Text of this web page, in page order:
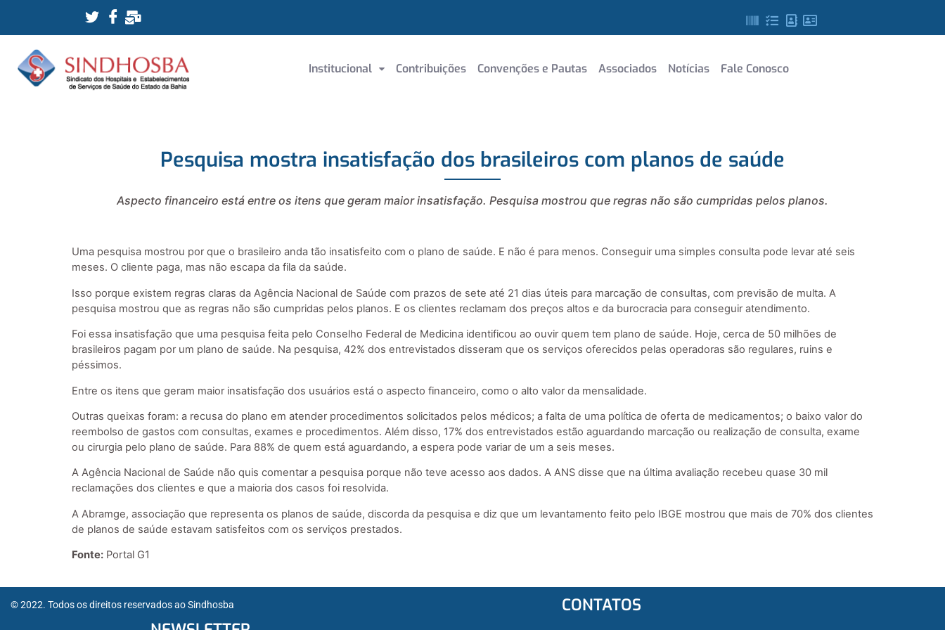
Institucional Contribuições Convenções e Pautas Associados Notícias Fale Conosco
Pesquisa mostra insatisfação dos brasileiros com planos de saúde
Aspecto financeiro está entre os itens que geram maior insatisfação. Pesquisa mostrou que regras não são cumpridas pelos planos.
Uma pesquisa mostrou por que o brasileiro anda tão insatisfeito com o plano de saúde. E não é para menos. Conseguir uma simples consulta pode levar até seis
meses. O cliente paga, mas não escapa da fila da saúde.
Isso porque existem regras claras da Agência Nacional de Saúde com prazos de sete até 21 dias úteis para marcação de consultas, com previsão de multa. A
pesquisa mostrou que as regras não são cumpridas pelos planos. E os clientes reclamam dos preços altos e da burocracia para conseguir atendimento.
Foi essa insatisfação que uma pesquisa feita pelo Conselho Federal de Medicina identificou ao ouvir quem tem plano de saúde. Hoje, cerca de 50 milhões de
brasileiros pagam por um plano de saúde. Na pesquisa, 42% dos entrevistados disseram que os serviços oferecidos pelas operadoras são regulares, ruins e
péssimos.
Entre os itens que geram maior insatisfação dos usuários está o aspecto financeiro, como o alto valor da mensalidade.
Outras queixas foram: a recusa do plano em atender procedimentos solicitados pelos médicos; a falta de uma política de oferta de medicamentos; o baixo valor do
reembolso de gastos com consultas, exames e procedimentos. Além disso, 17% dos entrevistados estão aguardando marcação ou realização de consulta, exame
ou cirurgia pelo plano de saúde. Para 88% de quem está aguardando, a espera pode variar de um a seis meses.
A Agência Nacional de Saúde não quis comentar a pesquisa porque não teve acesso aos dados. A ANS disse que na última avaliação recebeu quase 30 mil
reclamações dos clientes e que a maioria dos casos foi resolvida.
A Abramge, associação que representa os planos de saúde, discorda da pesquisa e diz que um levantamento feito pelo IBGE mostrou que mais de 70% dos clientes
de planos de saúde estavam satisfeitos com os serviços prestados.
Fonte: Portal G1
© 2022. Todos os direitos reservados ao Sindhosba CONTATOS